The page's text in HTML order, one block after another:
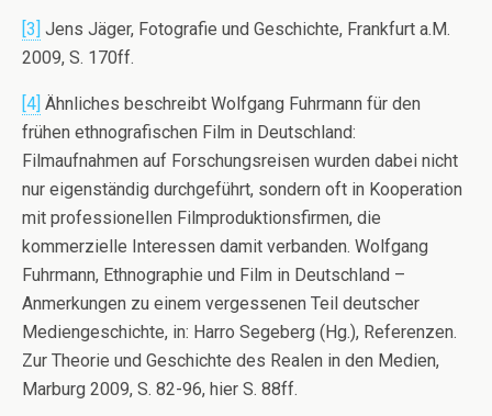
[3] Jens Jäger, Fotografie und Geschichte, Frankfurt a.M.
2009, S. 170ff.
[4] Ähnliches beschreibt Wolfgang Fuhrmann für den
frühen ethnografischen Film in Deutschland:
Filmaufnahmen auf Forschungsreisen wurden dabei nicht
nur eigenständig durchgeführt, sondern oft in Kooperation
mit professionellen Filmproduktionsfirmen, die
kommerzielle Interessen damit verbanden. Wolfgang
Fuhrmann, Ethnographie und Film in Deutschland –
Anmerkungen zu einem vergessenen Teil deutscher
Mediengeschichte, in: Harro Segeberg (Hg.), Referenzen.
Zur Theorie und Geschichte des Realen in den Medien,
Marburg 2009, S. 82-96, hier S. 88ff.